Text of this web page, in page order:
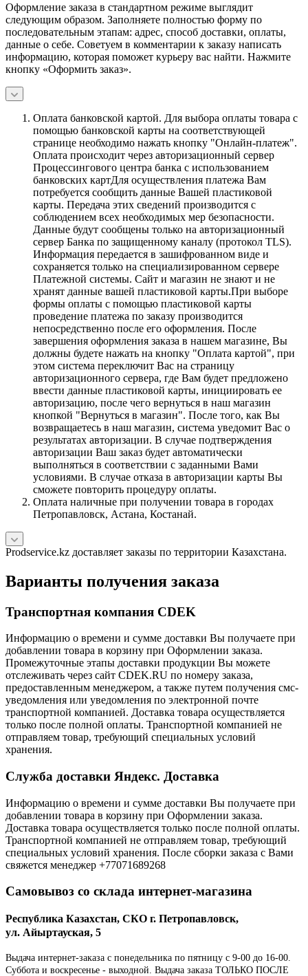
Оформление заказа в стандартном режиме выглядит
следующим образом. Заполняете полностью форму по
последовательным этапам: адрес, способ доставки, оплаты,
данные о себе. Советуем в комментарии к заказу написать
информацию, которая поможет курьеру вас найти. Нажмите
кнопку «Оформить заказ».
Оплата банковской картой. Для выбора оплаты товара с
помощью банковской карты на соответствующей
странице необходимо нажать кнопку "Онлайн-платеж".
Оплата происходит через авторизационный сервер
Процессингового центра банка с использованием
банковских картДля осуществления платежа Вам
потребуется сообщить данные Вашей пластиковой
карты. Передача этих сведений производится с
соблюдением всех необходимых мер безопасности.
Данные будут сообщены только на авторизационный
сервер Банка по защищенному каналу (протокол TLS).
Информация передается в зашифрованном виде и
сохраняется только на специализированном сервере
Платежной системы. Сайт и магазин не знают и не
хранят данные вашей пластиковой карты.При выборе
формы оплаты с помощью пластиковой карты
проведение платежа по заказу производится
непосредственно после его оформления. После
завершения оформления заказа в нашем магазине, Вы
должны будете нажать на кнопку "Оплата картой", при
этом система переключит Вас на страницу
авторизационного сервера, где Вам будет предложено
ввести данные пластиковой карты, инициировать ее
авторизацию, после чего вернуться в наш магазин
кнопкой "Вернуться в магазин". После того, как Вы
возвращаетесь в наш магазин, система уведомит Вас о
результатах авторизации. В случае подтверждения
авторизации Ваш заказ будет автоматически
выполняться в соответствии с заданными Вами
условиями. В случае отказа в авторизации карты Вы
сможете повторить процедуру оплаты.
Оплата наличные при получении товара в городах
Петропавловск, Астана, Костанай.
Prodservice.kz доставляет заказы по территории Казахстана.
Варианты получения заказа
Транспортная компания CDEK
Информацию о времени и сумме доставки Вы получаете при
добавлении товара в корзину при Оформлении заказа.
Промежуточные этапы доставки продукции Вы можете
отслеживать через сайт CDEK.RU по номеру заказа,
предоставленным менеджером, а также путем получения смс-
уведомления или уведомления по электронной почте
транспортной компанией. Доставка товара осуществляется
только после полной оплаты. Транспортной компанией не
отправляем товар, требующий специальных условий
хранения.
Служба доставки Яндекс. Доставка
Информацию о времени и сумме доставки Вы получаете при
добавлении товара в корзину при Оформлении заказа.
Доставка товара осуществляется только после полной оплаты.
Транспортной компанией не отправляем товар, требующий
специальных условий хранения. После сборки заказа с Вами
свяжется менеджер +77071689268
Самовывоз со склада интернет-магазина
Республика Казахстан, СКО г. Петропавловск,
ул. Айыртауская, 5
Выдача интернет-заказа с понедельника по пятницу с 9-00 до 16-00.
Суббота и воскресенье - выходной. Выдача заказа ТОЛЬКО ПОСЛЕ